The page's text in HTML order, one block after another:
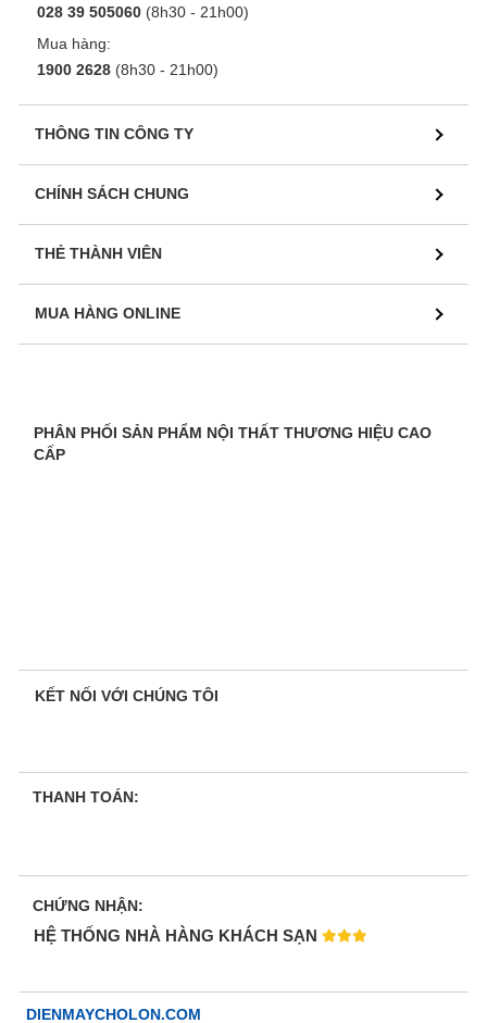
028 39 505060 (8h30 - 21h00)
Mua hàng:
1900 2628 (8h30 - 21h00)
THÔNG TIN CÔNG TY
CHÍNH SÁCH CHUNG
THẺ THÀNH VIÊN
MUA HÀNG ONLINE
PHÂN PHỐI SẢN PHẨM NỘI THẤT THƯƠNG HIỆU CAO
CẤP
HỆ THỐNG NHÀ HÀNG KHÁCH SẠN
KẾT NỐI VỚI CHÚNG TÔI
THANH TOÁN:
CHỨNG NHẬN:
DIENMAYCHOLON.COM